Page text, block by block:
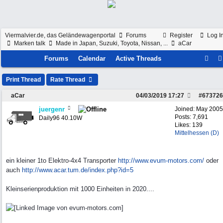
Register Log
Viermalvier.de, das Geländewagenportal
Forums
Marken talk
Made in Japan, Suzuki, Toyota, Nissan, ... aCar
Forums Calendar Active Threads
Print Thread Rate Thread
aCar #673726
04/03/2019 17:27
Joined: May 2005
Posts: 7,691
Likes: 139
Mittelhessen (D)
juergenr
Daily96 40.10W
ein kleiner 1to Elektro-4x4 Transporter http://www.evum-motors.com/ oder
auch http://www.acar.tum.de/index.php?id=5
Kleinserienproduktion mit 1000 Einheiten in 2020....